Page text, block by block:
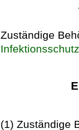
Zuständige
(1) Zuständige